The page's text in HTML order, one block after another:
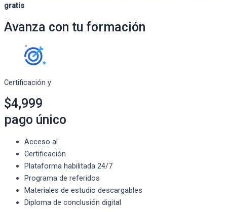
gratis
Avanza con tu formación
Certificación y
$4,999
pago único
Acceso al
Certificación
Plataforma habilitada 24/7
Programa de referidos
Materiales de estudio descargables
Diploma de conclusión digital